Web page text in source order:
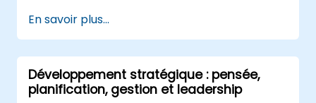
données financières.
Créer et analyser des rapports financiers
et des tableaux de bord.
Utiliser les fonctionnalités
d'automatisation des flux de travail de
En savoir plus...
Développement stratégique : pensée,
planification, gestion et leadership